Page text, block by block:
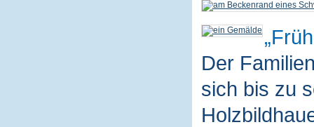
Der
sich bis zu